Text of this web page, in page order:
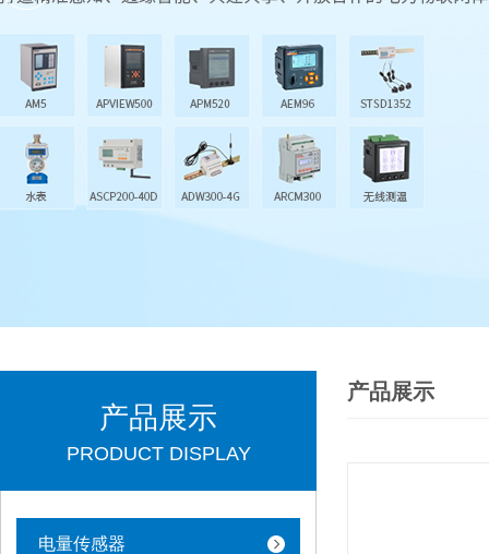
产品展示
PRODUCT DISPLAY
电量传感器
产品展示